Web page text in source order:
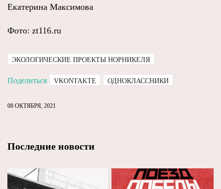
Екатерина Максимова
Фото: zt116.ru
ЭКОЛОГИЧЕСКИЕ ПРОЕКТЫ НОРНИКЕЛЯ
Поделиться VKONTAKTE ОДНОКЛАССНИКИ
08 ОКТЯБРЯ, 2021
Последние новости